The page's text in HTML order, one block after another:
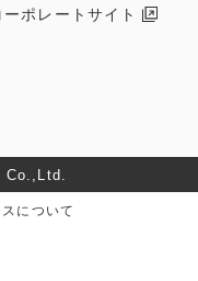
ーポレートサイト
について